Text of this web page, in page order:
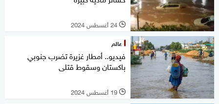
l 24 أغسطس 2024
عالم
فيديو.. أمطار غزيرة تضرب جنوبي
باكستان وسقوط قتلى
l 19 أغسطس 2024